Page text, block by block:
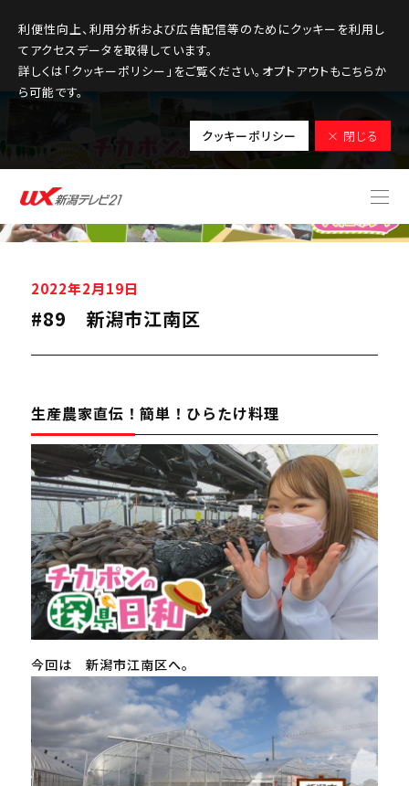
利便性向上、利用分析および広告配信等のためにクッキーを利用し
てアクセスデータを取得しています。
詳しくは「クッキーポリシー」をご覧ください。オプトアウトもこちらか
ら可能です。
クッキーポリシー × 閉じる
2022年2月19日
#89 新潟市江南区
生産農家直伝！簡単！ひらたけ料理
今回は 新潟市江南区へ。